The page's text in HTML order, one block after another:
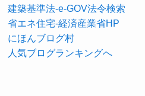
建築基準法-e-GOV法令検索
省エネ住宅-経済産業省HP
にほんブログ村
人気ブログランキングへ